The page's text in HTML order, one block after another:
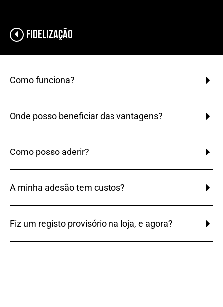
Fidelização
Como funciona?
Onde posso beneficiar das vantagens?
Como posso aderir?
A minha adesão tem custos?
Fiz um registo provisório na loja, e agora?